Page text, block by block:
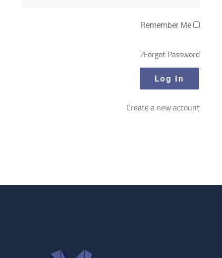
Forgot Password?
Create a new account